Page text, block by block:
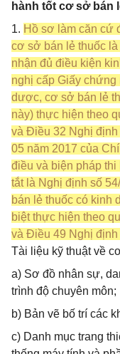
hành tốt cơ sở bán
1. Hồ sơ làm căn cứ
cơ sở bán lẻ thuốc
nhận đủ điều kiện
nghị cấp Giấy
dược, cơ sở bán lẻ
này) thực hiện theo
và Điều 32 Nghị
05 năm 2017 của
điều và biện pháp
tắt là Nghị định số
bán lẻ thuốc có kinh
biệt thực hiện theo
và Điều 49 Nghị
Tài liệu kỹ thuật về
a) Sơ đồ nhân sự,
trình độ chuyên môn;
b) Bản vẽ bố trí các
c) Danh mục trang